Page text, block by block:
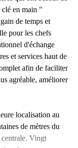
en main "
de temps et
pour les chefs
d'échange
et services haut de
afin de faciliter
agréable, améliorer
localisation au
de mètres du
Vingt